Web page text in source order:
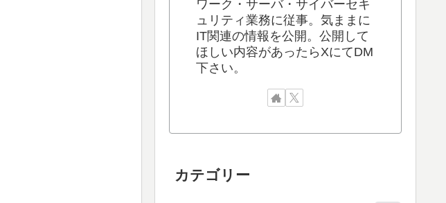
ワーク・サーバ・サイバーセキ
ュリティ業務に従事。気ままに
IT関連の情報を公開。公開して
ほしい内容があったらXにてDM
下さい。
カテゴリー